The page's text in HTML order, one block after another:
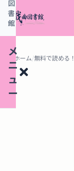
メ
ニ
ュ
ー
図
書
館
ホーム/無料で読める！